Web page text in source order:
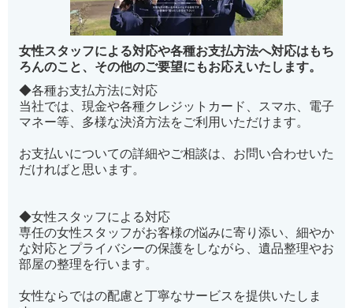
女性スタッフによる対応や各種お支払方法へ対応はもち
ろんのこと、その他のご要望にもお応えいたします。
◆各種お支払方法に対応
当社では、現金や各種クレジットカード、スマホ、電子
マネー等、多様な決済方法をご利用いただけます。
お支払いについての詳細やご相談は、お問い合わせいた
だければと思います。
◆女性スタッフによる対応
専任の女性スタッフがお客様の悩みに寄り添い、細やか
な対応とプライバシーの保護をしながら、遺品整理やお
部屋の整理を行います。
女性ならではの配慮と丁寧なサービスを提供いたしま